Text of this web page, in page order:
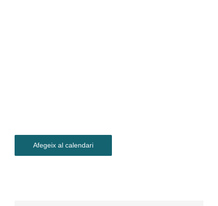
Afegeix al calendari